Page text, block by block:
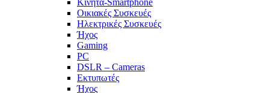
Κινητά-Smartphone
Οικιακές Συσκευές
Hλεκτρικές Συσκευές
Ήχος
Gaming
PC
DSLR – Cameras
Εκτυπωτές
Ήχος